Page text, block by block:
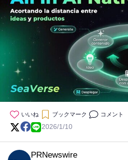
いいね ブックマーク コメント
2026/1/10
PRNewswire